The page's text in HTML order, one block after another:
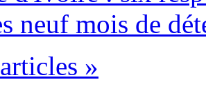
neuf mois de
»